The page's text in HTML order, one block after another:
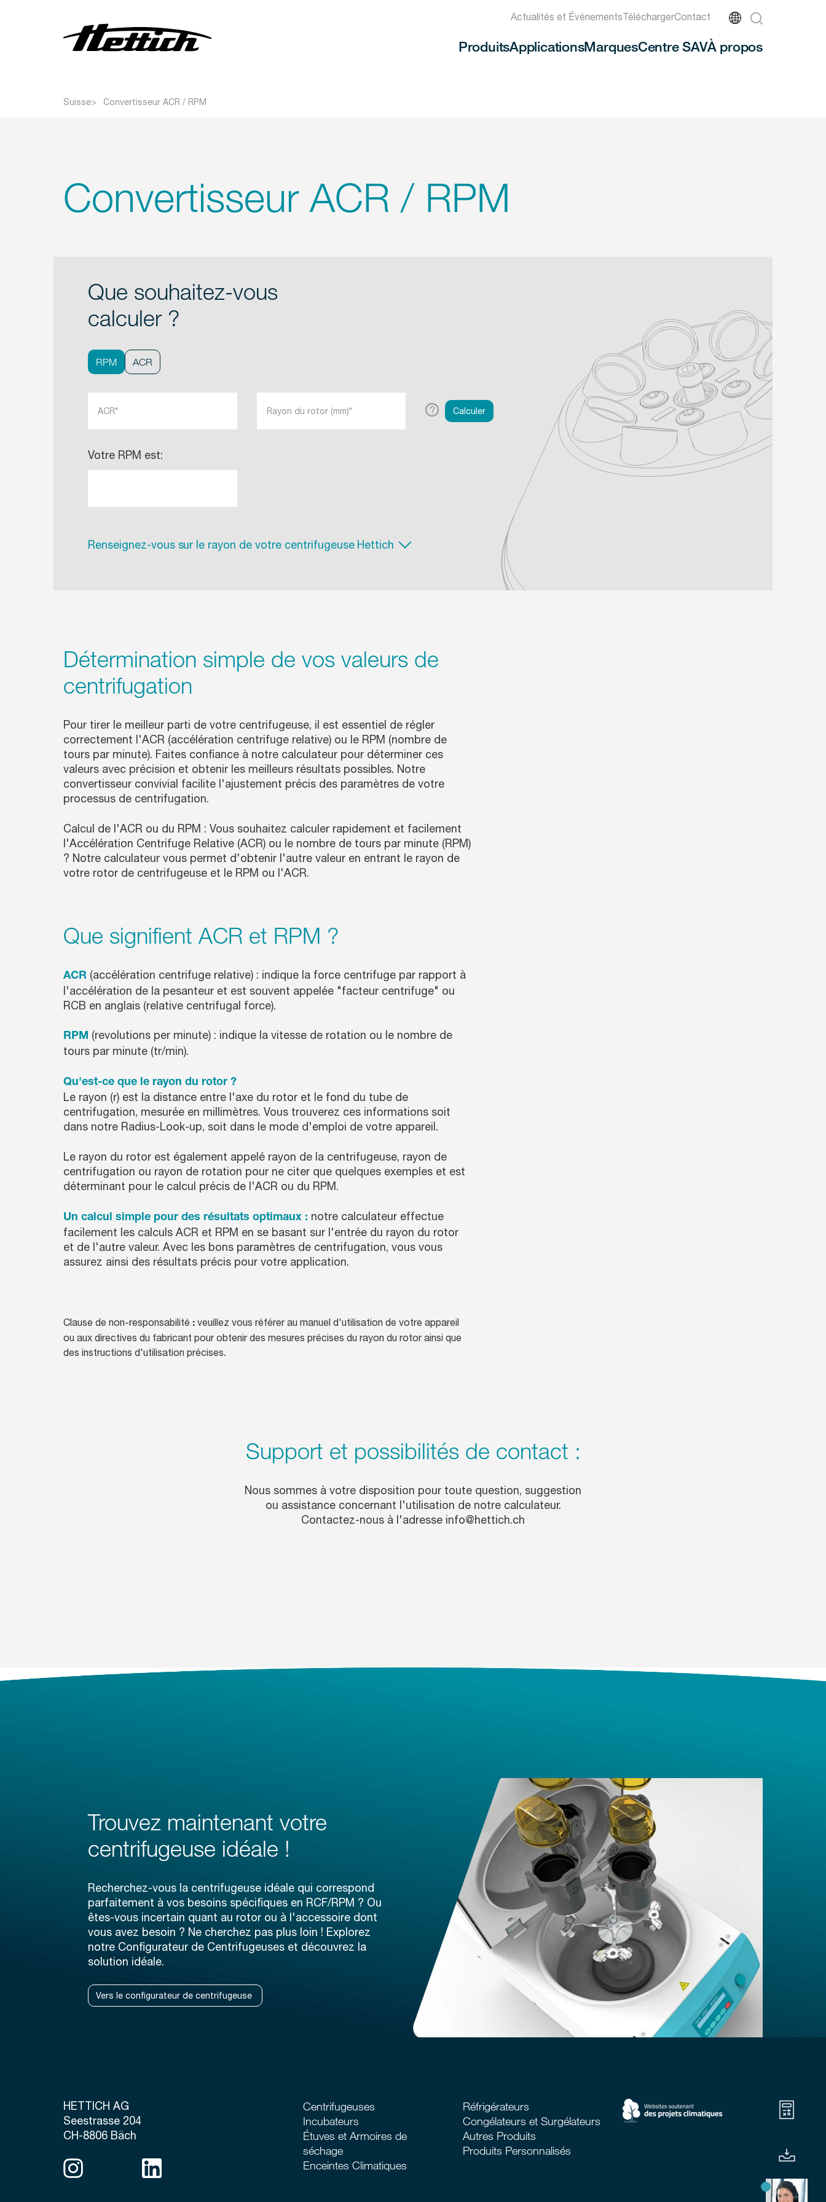
Actualités et ÉvénementsTéléchargerContact
Produits
Réfrigérateurs
Congélateurs et
Surgélateurs
ApplicationsMarquesCentre SAVÀ propos
Suisse Convertisseur ACR / RPM
Convertisseur ACR / RPM
Que souhaitez-vous
calculer ?
RPM ACR
? Calculer
Votre RPM est:
Renseignez-vous sur le rayon de votre centrifugeuse Hettich
Détermination simple de vos valeurs de
centrifugation
Pour tirer le meilleur parti de votre centrifugeuse, il est essentiel de régler
correctement l'ACR (accélération centrifuge relative) ou le RPM (nombre de
tours par minute). Faites confiance à notre calculateur pour déterminer ces
valeurs avec précision et obtenir les meilleurs résultats possibles. Notre
convertisseur convivial facilite l'ajustement précis des paramètres de votre
processus de centrifugation.
Calcul de l'ACR ou du RPM : Vous souhaitez calculer rapidement et facilement
l'Accélération Centrifuge Relative (ACR) ou le nombre de tours par minute (RPM)
? Notre calculateur vous permet d'obtenir l'autre valeur en entrant le rayon de
votre rotor de centrifugeuse et le RPM ou l'ACR.
Que signifient ACR et RPM ?
ACR (accélération centrifuge relative) : indique la force centrifuge par rapport à
l'accélération de la pesanteur et est souvent appelée "facteur centrifuge" ou
RCB en anglais (relative centrifugal force).
RPM (revolutions per minute) : indique la vitesse de rotation ou le nombre de
tours par minute (tr/min).
Qu'est-ce que le rayon du rotor ?
Le rayon (r) est la distance entre l'axe du rotor et le fond du tube de
centrifugation, mesurée en millimètres. Vous trouverez ces informations soit
dans notre Radius-Look-up, soit dans le mode d'emploi de votre appareil.
Le rayon du rotor est également appelé rayon de la centrifugeuse, rayon de
centrifugation ou rayon de rotation pour ne citer que quelques exemples et est
déterminant pour le calcul précis de l'ACR ou du RPM.
Un calcul simple pour des résultats optimaux : notre calculateur effectue
facilement les calculs ACR et RPM en se basant sur l'entrée du rayon du rotor
et de l'autre valeur. Avec les bons paramètres de centrifugation, vous vous
assurez ainsi des résultats précis pour votre application.
Clause de non-responsabilité : veuillez vous référer au manuel d'utilisation de votre appareil
ou aux directives du fabricant pour obtenir des mesures précises du rayon du rotor ainsi que
des instructions d'utilisation précises.
Support et possibilités de contact :
Nous sommes à votre disposition pour toute question, suggestion
ou assistance concernant l'utilisation de notre calculateur.
Contactez-nous à l'adresse info@hettich.ch
Trouvez maintenant votre
centrifugeuse idéale !
Recherchez-vous la centrifugeuse idéale qui correspond
parfaitement à vos besoins spécifiques en RCF/RPM ? Ou
êtes-vous incertain quant au rotor ou à l'accessoire dont
vous avez besoin ? Ne cherchez pas plus loin ! Explorez
notre Configurateur de Centrifugeuses et découvrez la
solution idéale.
Vers le configurateur de centrifugeuse
HETTICH AG
Seestrasse 204
CH-8806 Bäch
Centrifugeuses
Incubateurs
Étuves et Armoires de
séchage
Enceintes Climatiques
Réfrigérateurs
Congélateurs et Surgélateurs
Autres Produits
Produits Personnalisés